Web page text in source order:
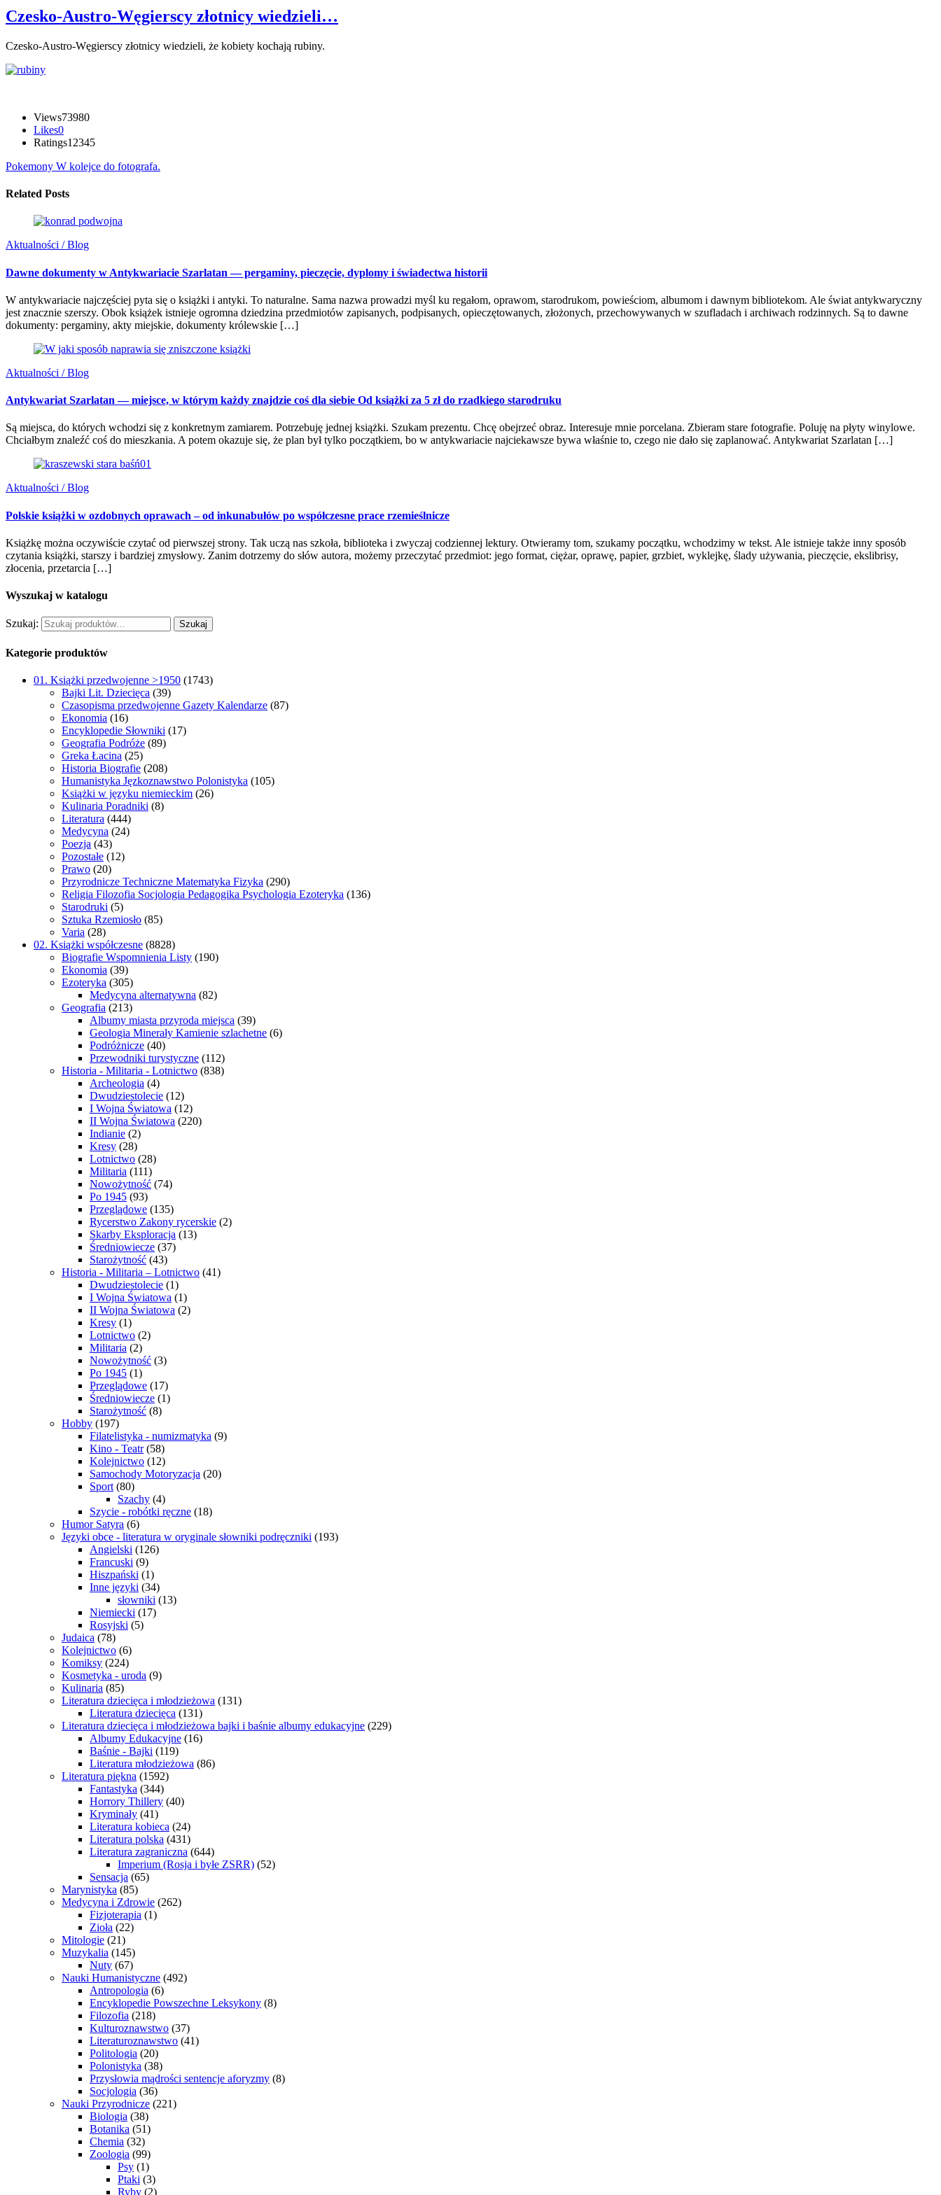
Czesko-Austro-Węgierscy złotnicy wiedzieli…
Czesko-Austro-Węgierscy złotnicy wiedzieli, że kobiety kochają rubiny.
Views73980
Likes0
Ratings1 2345
Pokemony W kolejce do fotografa.
Related Posts
Aktualności / Blog
Dawne dokumenty w Antykwariacie Szarlatan — pergaminy, pieczęcie, dyplomy i świadectwa historii
W antykwariacie najczęściej pyta się o książki i antyki. To naturalne. Sama nazwa prowadzi myśl ku regałom, oprawom, starodrukom, powieściom, albumom i dawnym bibliotekom. Ale świat antykwaryczny
jest znacznie szerszy. Obok książek istnieje ogromna dziedzina przedmiotów zapisanych, podpisanych, opieczętowanych, złożonych, przechowywanych w szufladach i archiwach rodzinnych. Są to dawne
dokumenty: pergaminy, akty miejskie, dokumenty królewskie […]
Aktualności / Blog
Antykwariat Szarlatan — miejsce, w którym każdy znajdzie coś dla siebie Od książki za 5 zł do rzadkiego starodruku
Są miejsca, do których wchodzi się z konkretnym zamiarem. Potrzebuję jednej książki. Szukam prezentu. Chcę obejrzeć obraz. Interesuje mnie porcelana. Zbieram stare fotografie. Poluję na płyty winylowe.
Chciałbym znaleźć coś do mieszkania. A potem okazuje się, że plan był tylko początkiem, bo w antykwariacie najciekawsze bywa właśnie to, czego nie dało się zaplanować. Antykwariat Szarlatan […]
Aktualności / Blog
Polskie książki w ozdobnych oprawach – od inkunabułów po współczesne prace rzemieślnicze
Książkę można oczywiście czytać od pierwszej strony. Tak uczą nas szkoła, biblioteka i zwyczaj codziennej lektury. Otwieramy tom, szukamy początku, wchodzimy w tekst. Ale istnieje także inny sposób
czytania książki, starszy i bardziej zmysłowy. Zanim dotrzemy do słów autora, możemy przeczytać przedmiot: jego format, ciężar, oprawę, papier, grzbiet, wyklejkę, ślady używania, pieczęcie, ekslibrisy,
złocenia, przetarcia […]
Wyszukaj w katalogu
Szukaj: Szukaj
Kategorie produktów
01. Książki przedwojenne >1950 (1743)
Bajki Lit. Dziecięca (39)
Czasopisma przedwojenne Gazety Kalendarze (87)
Ekonomia (16)
Encyklopedie Słowniki (17)
Geografia Podróże (89)
Greka Łacina (25)
Historia Biografie (208)
Humanistyka Jęzkoznawstwo Polonistyka (105)
Książki w języku niemieckim (26)
Kulinaria Poradniki (8)
Literatura (444)
Medycyna (24)
Poezja (43)
Pozostałe (12)
Prawo (20)
Przyrodnicze Techniczne Matematyka Fizyka (290)
Religia Filozofia Socjologia Pedagogika Psychologia Ezoteryka (136)
Starodruki (5)
Sztuka Rzemiosło (85)
Varia (28)
02. Książki współczesne (8828)
Biografie Wspomnienia Listy (190)
Ekonomia (39)
Ezoteryka (305)
Medycyna alternatywna (82)
Geografia (213)
Albumy miasta przyroda miejsca (39)
Geologia Minerały Kamienie szlachetne (6)
Podróżnicze (40)
Przewodniki turystyczne (112)
Historia - Militaria - Lotnictwo (838)
Archeologia (4)
Dwudziestolecie (12)
I Wojna Światowa (12)
II Wojna Światowa (220)
Indianie (2)
Kresy (28)
Lotnictwo (28)
Militaria (111)
Nowożytność (74)
Po 1945 (93)
Przeglądowe (135)
Rycerstwo Zakony rycerskie (2)
Skarby Eksploracja (13)
Średniowiecze (37)
Starożytność (43)
Historia - Militaria – Lotnictwo (41)
Dwudziestolecie (1)
I Wojna Światowa (1)
II Wojna Światowa (2)
Kresy (1)
Lotnictwo (2)
Militaria (2)
Nowożytność (3)
Po 1945 (1)
Przeglądowe (17)
Średniowiecze (1)
Starożytność (8)
Hobby (197)
Filatelistyka - numizmatyka (9)
Kino - Teatr (58)
Kolejnictwo (12)
Samochody Motoryzacja (20)
Sport (80)
Szachy (4)
Szycie - robótki ręczne (18)
Humor Satyra (6)
Języki obce - literatura w oryginale słowniki podręczniki (193)
Angielski (126)
Francuski (9)
Hiszpański (1)
Inne języki (34)
słowniki (13)
Niemiecki (17)
Rosyjski (5)
Judaica (78)
Kolejnictwo (6)
Komiksy (224)
Kosmetyka - uroda (9)
Kulinaria (85)
Literatura dziecięca i młodzieżowa (131)
Literatura dziecięca (131)
Literatura dziecięca i młodzieżowa bajki i baśnie albumy edukacyjne (229)
Albumy Edukacyjne (16)
Baśnie - Bajki (119)
Literatura młodzieżowa (86)
Literatura piękna (1592)
Fantastyka (344)
Horrory Thillery (40)
Kryminały (41)
Literatura kobieca (24)
Literatura polska (431)
Literatura zagraniczna (644)
Imperium (Rosja i byłe ZSRR) (52)
Sensacja (65)
Marynistyka (85)
Medycyna i Zdrowie (262)
Fizjoterapia (1)
Zioła (22)
Mitologie (21)
Muzykalia (145)
Nuty (67)
Nauki Humanistyczne (492)
Antropologia (6)
Encyklopedie Powszechne Leksykony (8)
Filozofia (218)
Kulturoznawstwo (37)
Literaturoznawstwo (41)
Politologia (20)
Polonistyka (38)
Przysłowia mądrości sentencje aforyzmy (8)
Socjologia (36)
Nauki Przyrodnicze (221)
Biologia (38)
Botanika (51)
Chemia (32)
Zoologia (99)
Psy (1)
Ptaki (3)
Ryby (2)